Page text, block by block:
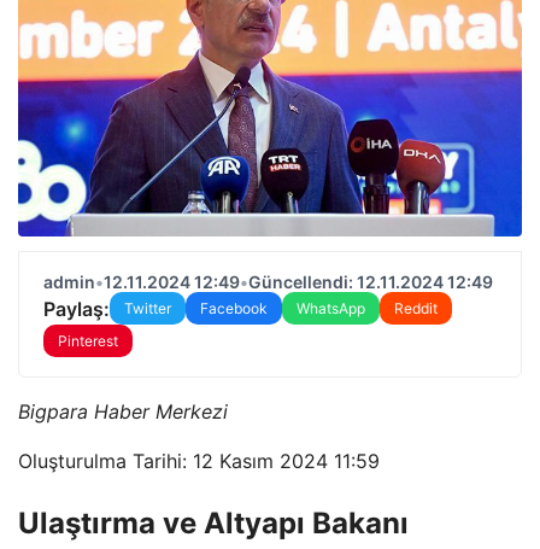
admin•12.11.2024 12:49•Güncellendi: 12.11.2024 12:49
Paylaş: Twitter Facebook WhatsApp
Reddit
Pinterest
Bigpara Haber Merkezi
Oluşturulma Tarihi: 12 Kasım 2024 11:59
Ulaştırma ve Altyapı Bakanı